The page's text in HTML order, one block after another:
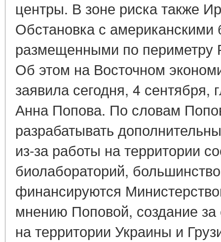
центры. В зоне риска также
Обстановка с американскими
размещенными по периметру
Об этом на Восточном
заявила сегодня, 4 сентября,
Анна Попова. По словам
разрабатывать
из-за работы на территории
биолабораторий,
финансируются
мнению Поповой, создание
на территории Украины и